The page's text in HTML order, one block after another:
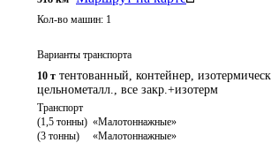
Кол-во машин: 1
Варианты транспорта
10 т тентованный, контейнер,
цельнометалл., все закр.+изотерм
Транспорт
(1,5 тонны)  «Малотоннажные»
(3 тонны)     «Малотоннажные»